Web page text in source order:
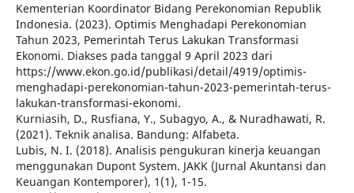
Kementerian Koordinator Bidang Perekonomian Republik
Indonesia. (2023). Optimis Menghadapi Perekonomian
Tahun 2023, Pemerintah Terus Lakukan Transformasi
Ekonomi. Diakses pada tanggal 9 April 2023 dari
https://www.ekon.go.id/publikasi/detail/4919/optimis-
menghadapi-perekonomian-tahun-2023-pemerintah-terus-
lakukan-transformasi-ekonomi.
Kurniasih, D., Rusfiana, Y., Subagyo, A., & Nuradhawati, R.
(2021). Teknik analisa. Bandung: Alfabeta.
Lubis, N. I. (2018). Analisis pengukuran kinerja keuangan
menggunakan Dupont System. JAKK (Jurnal Akuntansi dan
Keuangan Kontemporer), 1(1), 1-15.